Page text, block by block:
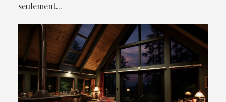
seulement...